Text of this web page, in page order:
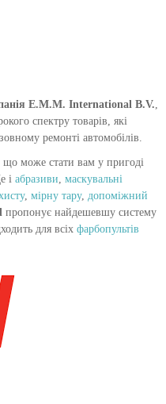
E.M.M. International B.V.,
спектру товарів, які
ремонті автомобілів.
що може стати вам у пригоді
і абразиви, маскувальні
, мірну тару, допоміжний
пропонує найдешевшу систему
для всіх фарбопультів